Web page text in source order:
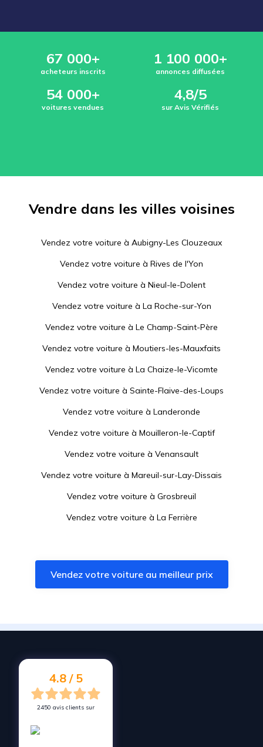
67 000+
acheteurs inscrits
1 100 000+
annonces diffusées
54 000+
voitures vendues
4,8/5
sur Avis Vérifiés
Vendre dans les villes voisines
Vendez votre voiture à Aubigny-Les Clouzeaux
Vendez votre voiture à Rives de l'Yon
Vendez votre voiture à Nieul-le-Dolent
Vendez votre voiture à La Roche-sur-Yon
Vendez votre voiture à Le Champ-Saint-Père
Vendez votre voiture à Moutiers-les-Mauxfaits
Vendez votre voiture à La Chaize-le-Vicomte
Vendez votre voiture à Sainte-Flaive-des-Loups
Vendez votre voiture à Landeronde
Vendez votre voiture à Mouilleron-le-Captif
Vendez votre voiture à Venansault
Vendez votre voiture à Mareuil-sur-Lay-Dissais
Vendez votre voiture à Grosbreuil
Vendez votre voiture à La Ferrière
Vendez votre voiture àDompierre-sur-Yon
Vendez votre voiture àLes Achards
Vendez votre voiture à
Vendez votre voiture au meilleur prix
4.8 / 5
2450 avis clients sur